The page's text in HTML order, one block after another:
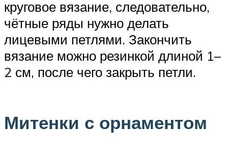
круговое вязание, следовательно,
чётные ряды нужно делать
лицевыми петлями. Закончить
вязание можно резинкой длиной 1–
2 см, после чего закрыть петли.
Митенки с орнаментом